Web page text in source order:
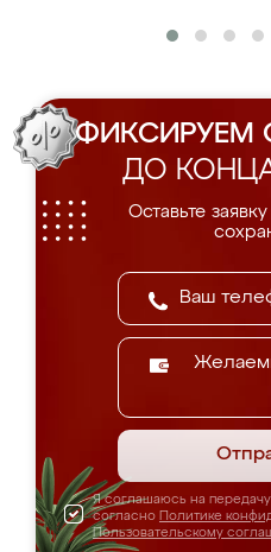
ФИКСИРУЕМ
ДО
Оставьте
Я соглашаюсь на
согласно Политике
Пользовательскому